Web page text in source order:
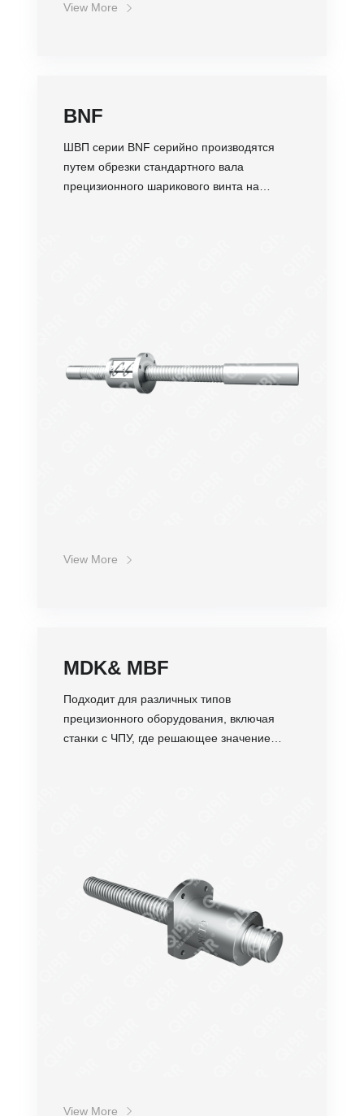
View More
BNF
ШВП серии BNF серийно производятся
путем обрезки стандартного вала
прецизионного шарикового винта на
View More
MDK& MBF
Подходит для различных типов
прецизионного оборудования, включая
станки с ЧПУ, где решающее значение
View More